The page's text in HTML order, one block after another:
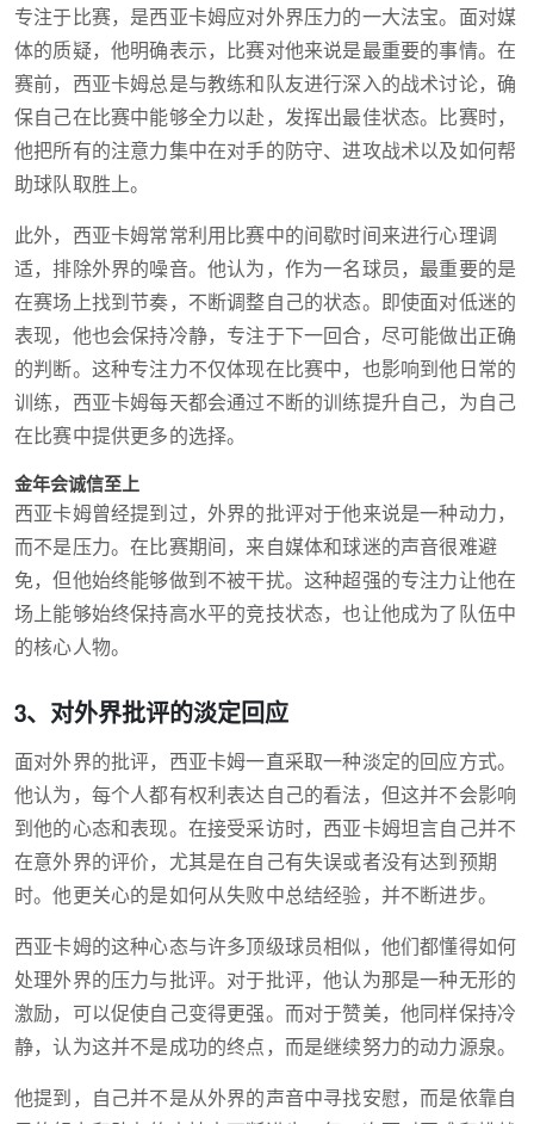
专注于比赛，是西亚卡姆应对外界压力的一大法宝。面对媒
体的质疑，他明确表示，比赛对他来说是最重要的事情。在
赛前，西亚卡姆总是与教练和队友进行深入的战术讨论，确
保自己在比赛中能够全力以赴，发挥出最佳状态。比赛时，
他把所有的注意力集中在对手的防守、进攻战术以及如何帮
助球队取胜上。
此外，西亚卡姆常常利用比赛中的间歇时间来进行心理调
适，排除外界的噪音。他认为，作为一名球员，最重要的是
在赛场上找到节奏，不断调整自己的状态。即使面对低迷的
表现，他也会保持冷静，专注于下一回合，尽可能做出正确
的判断。这种专注力不仅体现在比赛中，也影响到他日常的
训练，西亚卡姆每天都会通过不断的训练提升自己，为自己
在比赛中提供更多的选择。
金年会诚信至上
西亚卡姆曾经提到过，外界的批评对于他来说是一种动力，
而不是压力。在比赛期间，来自媒体和球迷的声音很难避
免，但他始终能够做到不被干扰。这种超强的专注力让他在
场上能够始终保持高水平的竞技状态，也让他成为了队伍中
的核心人物。
3、对外界批评的淡定回应
面对外界的批评，西亚卡姆一直采取一种淡定的回应方式。
他认为，每个人都有权利表达自己的看法，但这并不会影响
到他的心态和表现。在接受采访时，西亚卡姆坦言自己并不
在意外界的评价，尤其是在自己有失误或者没有达到预期
时。他更关心的是如何从失败中总结经验，并不断进步。
西亚卡姆的这种心态与许多顶级球员相似，他们都懂得如何
处理外界的压力与批评。对于批评，他认为那是一种无形的
激励，可以促使自己变得更强。而对于赞美，他同样保持冷
静，认为这并不是成功的终点，而是继续努力的动力源泉。
他提到，自己并不是从外界的声音中寻找安慰，而是依靠自